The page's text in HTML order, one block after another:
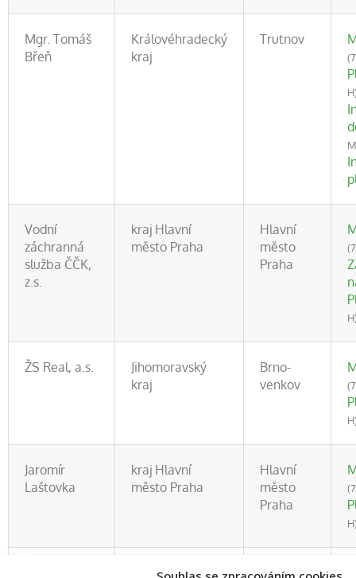
Mgr. Tomáš
Břeň
Královéhradecký
kraj
Trutnov
Vodní
záchranná
služba ČČK,
z.s.
kraj Hlavní
město Praha
Hlavní
město
Praha
ŽS Real, a.s.
Jihomoravský
kraj
Brno-
venkov
Jaromír
Laštovka
kraj Hlavní
město Praha
Hlavní
město
Praha
Kraj Vysočina
Havlíčkův